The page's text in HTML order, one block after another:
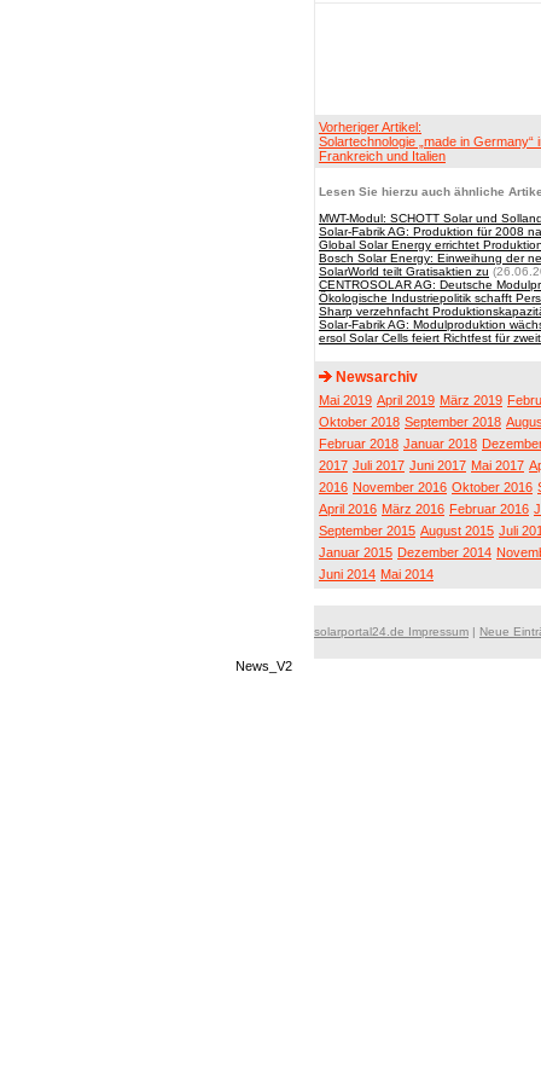
Vorheriger Artikel:
Solartechnologie „made in Germany“
Frankreich und Italien
Lesen Sie hierzu auch ähnliche
MWT-Modul: SCHOTT Solar und
Solar-Fabrik AG: Produktion für 2008
Global Solar Energy errichtet
Bosch Solar Energy: Einweihung der
SolarWorld teilt Gratisaktien zu
CENTROSOLAR AG: Deutsche
Ökologische Industriepolitik schafft
Sharp verzehnfacht
Solar-Fabrik AG: Modulproduktion
ersol Solar Cells feiert Richtfest für
Newsarchiv
Mai 2019 April 2019 März 2019
Oktober 2018 September 2018
Februar 2018 Januar 2018
2017 Juli 2017 Juni 2017 Mai 2017
2016 November 2016 Oktober 2016
April 2016 März 2016 Februar 2016
September 2015 August 2015 Juli
Januar 2015 Dezember 2014
Juni 2014 Mai 2014
solarportal24.de Impressum | Neue
News_V2